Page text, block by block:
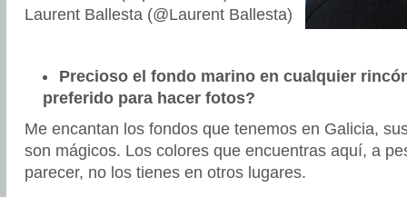
Laurent Ballesta (@Laurent Ballesta)
Precioso el fondo marino en cualquier
preferido para hacer fotos?
Me encantan los fondos que tenemos en Galicia,
son mágicos. Los colores que encuentras aquí, a
parecer, no los tienes en otros lugares.